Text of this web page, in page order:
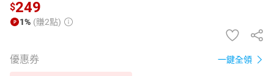
$249
1% (賺2點)
優惠券 一鍵全領